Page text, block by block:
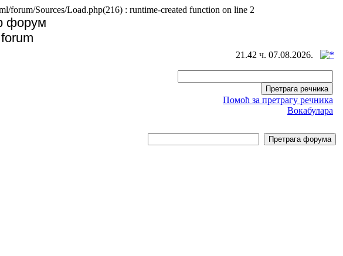
forum/Sources/Load.php(216) : runtime-created function on line 2
форум
21.42 ч. 07.08.2026.
Помоћ за претрагу речника
Вокабулара